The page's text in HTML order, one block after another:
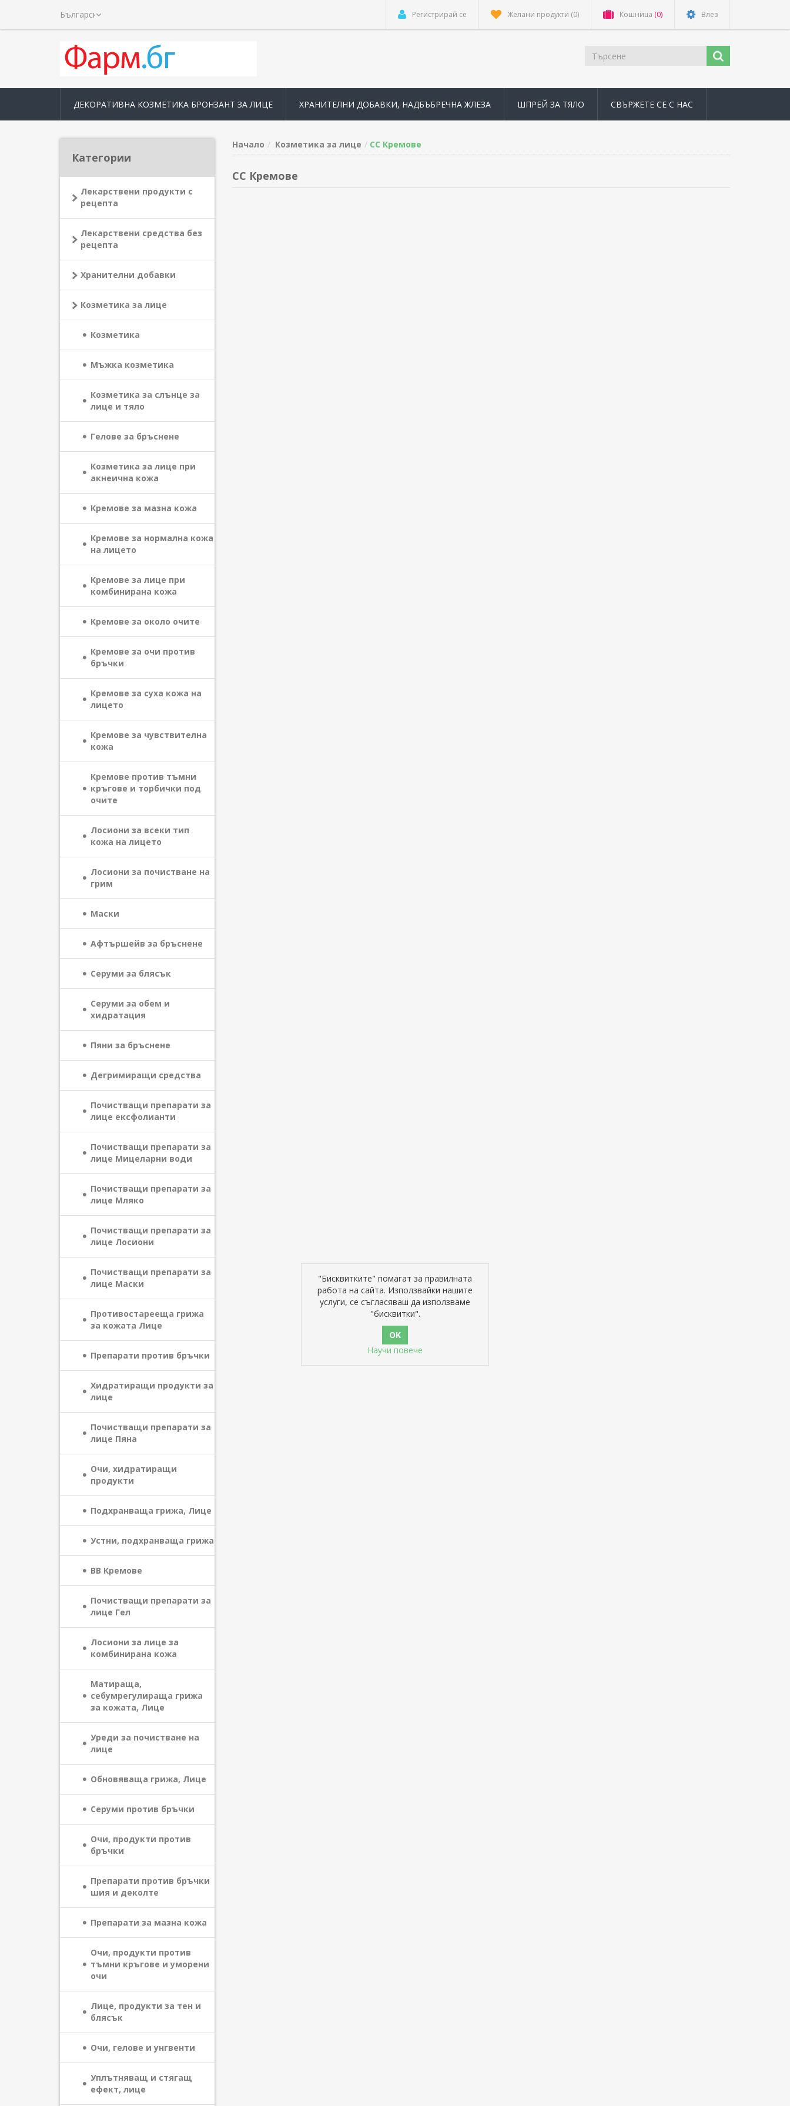
Регистрирай се Желани продукти (0) Кошница (0) Влез
ДЕКОРАТИВНА КОЗМЕТИКА БРОНЗАНТ ЗА ЛИЦЕ ХРАНИТЕЛНИ ДОБАВКИ, НАДБЪБРЕЧНА ЖЛЕЗА ШПРЕЙ ЗА ТЯЛО СВЪРЖЕТЕ СЕ С НАС
Категории
Лекарствени продукти с
рецепта
Лекарствени средства без
рецепта
Хранителни добавки
Козметика за лице
Козметика
Мъжка козметика
Козметика за слънце за
лице и тяло
Гелове за бръснене
Козметика за лице при
акнеична кожа
Кремове за мазна кожа
Кремове за нормална кожа
на лицето
Кремове за лице при
комбинирана кожа
Кремове за около очите
Кремове за очи против
бръчки
Кремове за суха кожа на
лицето
Кремове за чувствителна
кожа
Кремове против тъмни
кръгове и торбички под
очите
Лосиони за всеки тип
кожа на лицето
Лосиони за почистване на
грим
Маски
Афтършейв за бръснене
Серуми за блясък
Серуми за обем и
хидратация
Пяни за бръснене
Дегримиращи средства
Почистващи препарати за
лице ексфолианти
Почистващи препарати за
лице Мицеларни води
Почистващи препарати за
лице Мляко
Почистващи препарати за
лице Лосиони
Почистващи препарати за
лице Маски
Противостарееща грижа
за кожата Лице
Препарати против бръчки
Хидратиращи продукти за
лице
Почистващи препарати за
лице Пяна
Очи, хидратиращи
продукти
Подхранваща грижа, Лице
Устни, подхранваща грижа
BB Кремoве
Почистващи препарати за
лице Гел
Лосиони за лице за
комбинирана кожа
Матираща,
себумрегулираща грижа
за кожата, Лице
Уреди за почистване на
лице
Обновяваща грижа, Лице
Серуми против бръчки
Очи, продукти против
бръчки
Препарати против бръчки
шия и деколте
Препарати за мазна кожа
Очи, продукти против
тъмни кръгове и уморени
очи
Лице, продукти за тен и
блясък
Очи, гелове и унгвенти
Уплътняващ и стягащ
ефект, лице
Начало Козметика за лице СС Кремoве
СС Кремoве
"Бисквитките" помагат за правилната
работа на сайта. Използвайки нашите
услуги, се съгласяваш да използваме
"бисквитки".
Научи повече